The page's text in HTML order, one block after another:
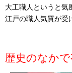
大工職人というと気
江戸の職人気質が受
歴史のなか